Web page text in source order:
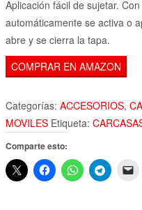
Aplicación fácil de sujetar.
automáticamente se activa o
abre y se cierra la tapa.
COMPRAR EN AMAZON
Categorías: ACCESORIOS,
MOVILES Etiqueta:
Comparte esto: